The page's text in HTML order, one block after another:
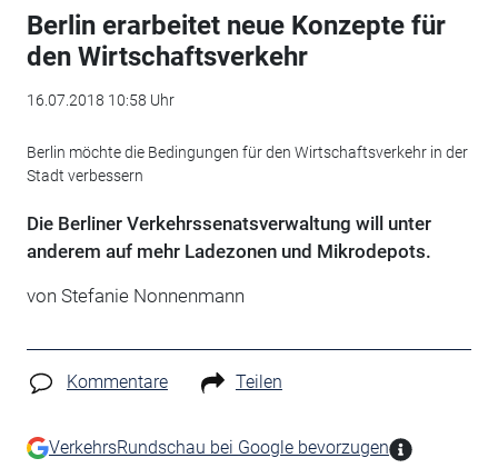
Berlin erarbeitet neue Konzepte für
den Wirtschaftsverkehr
16.07.2018 10:58 Uhr
Berlin möchte die Bedingungen für den Wirtschaftsverkehr in der
Stadt verbessern
Die Berliner Verkehrssenatsverwaltung will unter
anderem auf mehr Ladezonen und Mikrodepots.
von Stefanie Nonnenmann
Kommentare Teilen
VerkehrsRundschau bei Google bevorzugen